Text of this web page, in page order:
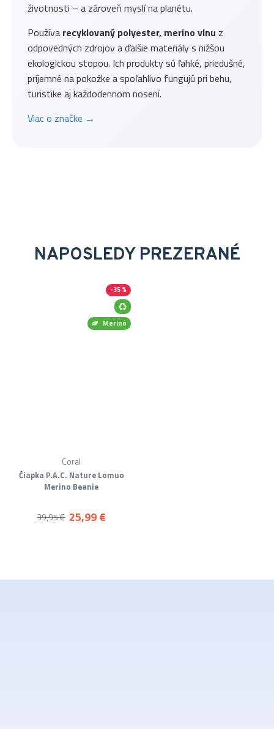
životnosti – a zároveň myslí na planétu.
Používa recyklovaný polyester, merino vlnu z
odpovedných zdrojov a ďalšie materiály s nižšou
ekologickou stopou. Ich produkty sú ľahké, priedušné,
príjemné na pokožke a spoľahlivo fungujú pri behu,
turistike aj každodennom nosení.
Viac o značke →
NAPOSLEDY PREZERANÉ
Merino
-35 %
Čiapka P.A.C. Nature Lomuo
Merino Beanie
Coral
25,99 €
39,95 €